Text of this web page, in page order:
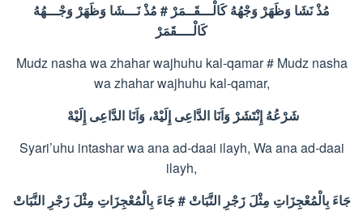
مُذْ نَشَا وَظَهَرْ وَجْهُهُ كَالْـــقَــمَرْ # مُذْ نَـــشَا وَظَهَرْ وَجْـــهُهُ
كَالْــــقَمَرْ
Mudz nasha wa zhahar wajhuhu kal-qamar # Mudz nasha
wa zhahar wajhuhu kal-qamar,
شَرْعُهُ إِنْتَشَرْ وَاَنَا الدَّاعِى إِلَيْهْ، وَاَنَا الدَّاعِى إِلَيْهْ
Syari’uhu intashar wa ana ad-daai ilayh, Wa ana ad-daai
ilayh,
جَاءَ بِالْمُعْجِزَاتِ مِثْلَ زَجْرِ النَّبَاتْ #جَاءَ بِالْمُعْجِزَاتِ مِثْلَ زَجْرِ النَّبَاتْ